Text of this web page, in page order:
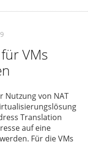
VMs
Nutzung von NAT
Translation
auf eine
Für die VMs